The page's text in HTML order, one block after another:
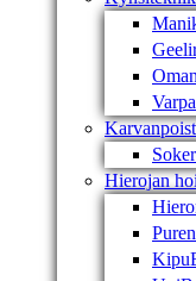
Hierojan